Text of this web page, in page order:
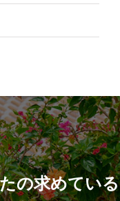
の求めている